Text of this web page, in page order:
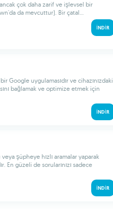
çok daha zarif ve işlevsel bir
da mevcuttur). Bir çatal...
İNDIR
Google uygulamasıdır ve cihazınızdaki
bağlamak ve optimize etmek için
İNDIR
şüpheye hızlı aramalar yaparak
En güzeli de sorularınızı sadece
İNDIR